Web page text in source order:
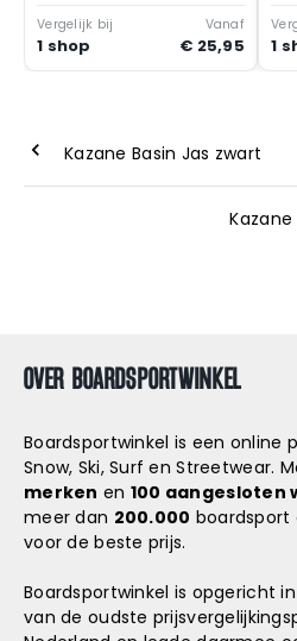
Vergelijk bij
1 shop
Vanaf
€ 25,95 1
Kazane Basin Jas zwart
OVER BOARDSPORTWINKEL
Boardsportwinkel is een online
Snow, Ski, Surf en Streetwear.
merken en 100 aangesloten
meer dan 200.000
voor de beste prijs.
Boardsportwinkel is opgericht
van de oudste